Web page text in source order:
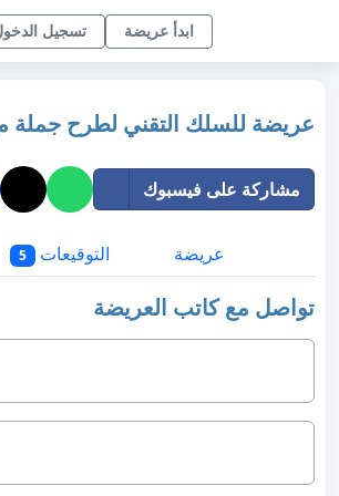
تسجيل ابدأ عريضة
عريضة للسلك التقني لطرح جملة
مشاركة على فيسبوك
عريضة التوقيعات 5
تواصل مع كاتب العريضة